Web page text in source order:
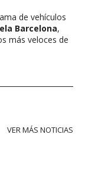
de vehículos
Barcelona,
más veloces de
VER MÁS NOTICIAS